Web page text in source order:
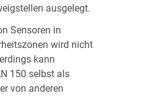
ausgelegt.
Sensoren in
wird nicht
kann
150 selbst als
von anderen